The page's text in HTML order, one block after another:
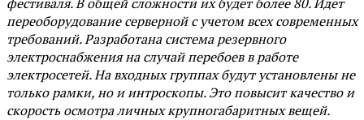
переоборудование серверной с учетом всех современных
требований. Разработана система резервного
электроснабжения на случай перебоев в работе
электросетей. На входных группах будут установлены не
только рамки, но и интроскопы. Это повысит качество и
скорость осмотра личных крупногабаритных вещей.